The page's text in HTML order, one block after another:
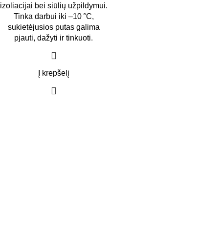
izoliacijai bei siūlių užpildymui.
Tinka darbui iki –10 °C,
sukietėjusios putas galima
pjauti, dažyti ir tinkuoti.
Į krepšelį